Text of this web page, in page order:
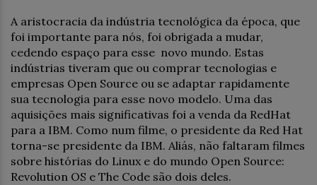
A aristocracia da indústria tecnológica da época, que
foi importante para nós, foi obrigada a mudar,
cedendo espaço para esse novo mundo. Estas
indústrias tiveram que ou comprar tecnologias e
empresas Open Source ou se adaptar rapidamente
sua tecnologia para esse novo modelo. Uma das
aquisições mais significativas foi a venda da RedHat
para a IBM. Como num filme, o presidente da Red Hat
torna-se presidente da IBM. Aliás, não faltaram filmes
sobre histórias do Linux e do mundo Open Source:
Revolution OS e The Code são dois deles.